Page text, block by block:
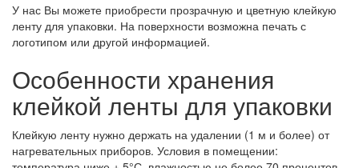
У нас Вы можете приобрести прозрачную и цветную клейкую
ленту для упаковки. На поверхности возможна печать с
логотипом или другой информацией.
Особенности хранения
клейкой ленты для упаковки
Клейкую ленту нужно держать на удалении (1 м и более) от
нагревательных приборов. Условия в помещении: